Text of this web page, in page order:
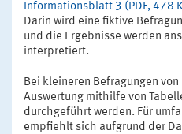
Informationsblatt 3 (PDF, 478
Darin wird eine fiktive
und die Ergebnisse werden
interpretiert.
Bei kleineren Befragungen
Auswertung mithilfe von
durchgeführt werden. Für
empfiehlt sich aufgrund der